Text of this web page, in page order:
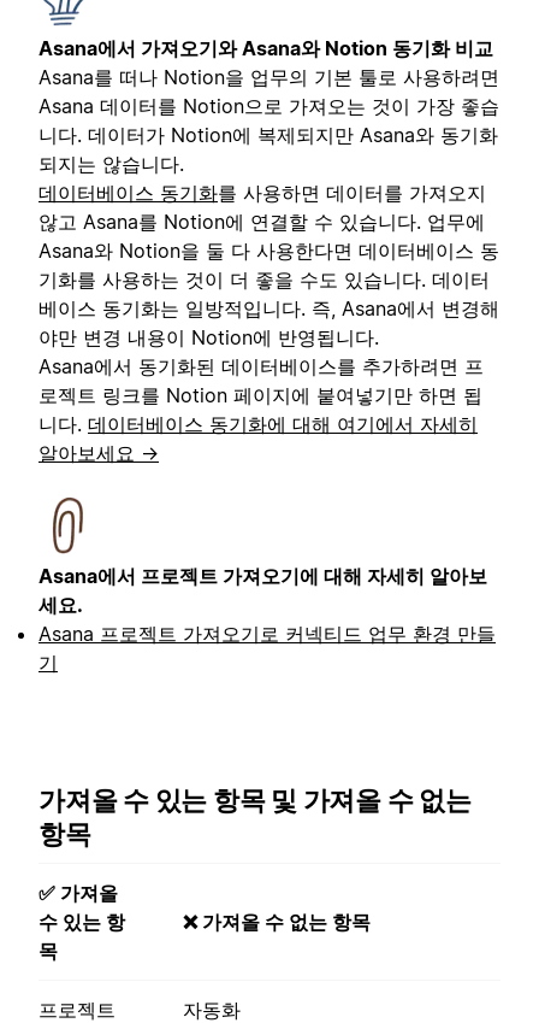
Asana에서 가져오기와 Asana와 Notion 동기화 비교
Asana를 떠나 Notion을 업무의 기본 툴로 사용하려면
Asana 데이터를 Notion으로 가져오는 것이 가장 좋습
니다. 데이터가 Notion에 복제되지만 Asana와 동기화
되지는 않습니다.
데이터베이스 동기화를 사용하면 데이터를 가져오지
않고 Asana를 Notion에 연결할 수 있습니다. 업무에
Asana와 Notion을 둘 다 사용한다면 데이터베이스 동
기화를 사용하는 것이 더 좋을 수도 있습니다. 데이터
베이스 동기화는 일방적입니다. 즉, Asana에서 변경해
야만 변경 내용이 Notion에 반영됩니다.
Asana에서 동기화된 데이터베이스를 추가하려면 프
로젝트 링크를 Notion 페이지에 붙여넣기만 하면 됩
니다. 데이터베이스 동기화에 대해 여기에서 자세히
알아보세요 →
Asana에서 프로젝트 가져오기에 대해 자세히 알아보
세요.
Asana 프로젝트 가져오기로 커넥티드 업무 환경 만들
기
가져올 수 있는 항목 및 가져올 수 없는
항목
✅ 가져올
수 있는 항
목
❌ 가져올 수 없는 항목
프로젝트 자동화